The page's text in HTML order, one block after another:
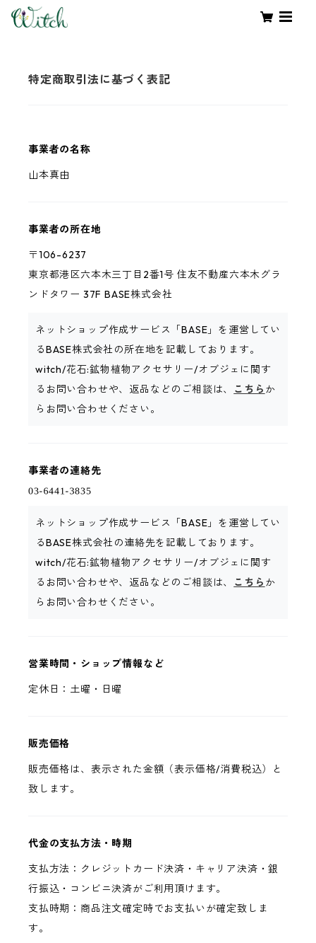
特定商取引法に基づく表記
事業者の名称
山本真由
事業者の所在地
〒106-6237
東京都港区六本木三丁目2番1号 住友不動産六本木グラ
ンドタワー 37F BASE株式会社
ネットショップ作成サービス「BASE」を運営してい
るBASE株式会社の所在地を記載しております。
witch/花石:鉱物植物アクセサリー/オブジェに関す
るお問い合わせや、返品などのご相談は、 こちら か
らお問い合わせください。
事業者の連絡先
ネットショップ作成サービス「BASE」を運営してい
るBASE株式会社の連絡先を記載しております。
witch/花石:鉱物植物アクセサリー/オブジェに関す
るお問い合わせや、返品などのご相談は、 こちら か
らお問い合わせください。
営業時間・ショップ情報など
定休日：土曜・日曜
販売価格
販売価格は、表示された金額（表示価格/消費税込）と
致します。
代金の支払方法・時期
支払方法：クレジットカード決済・キャリア決済・銀
行振込・コンビニ決済がご利用頂けます。
支払時期：商品注文確定時でお支払いが確定致しま
す。